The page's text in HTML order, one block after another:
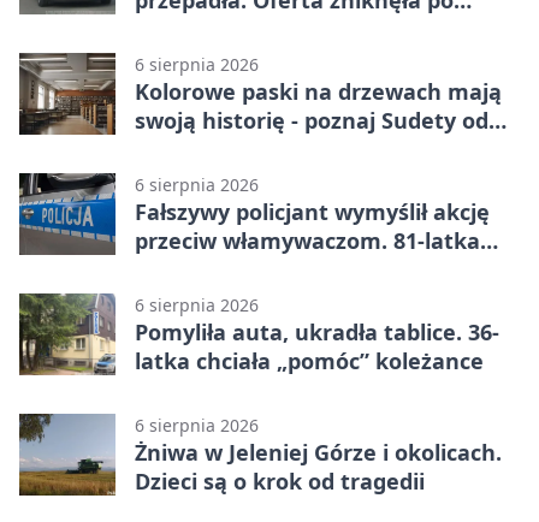
6 sierpnia 2026
Kolorowe paski na drzewach mają
swoją historię - poznaj Sudety od
6 sierpnia 2026
Fałszywy policjant wymyślił akcję
przeciw włamywaczom. 81-latka
6 sierpnia 2026
Pomyliła auta, ukradła tablice. 36-
latka chciała „pomóc” koleżance
6 sierpnia 2026
Żniwa w Jeleniej Górze i okolicach.
Dzieci są o krok od tragedii